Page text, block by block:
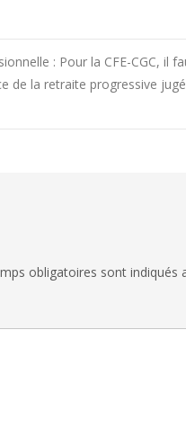
: Pour la CFE-CGC, il
de la retraite progressive
obligatoires sont indiqués